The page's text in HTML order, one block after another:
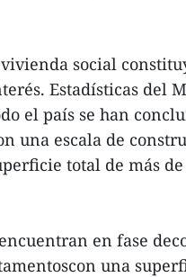
social
Estadísticas del
el país se han
una escala de
total de más
en fase
una